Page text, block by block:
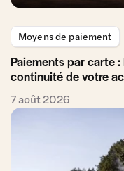
Moyens de paiement
Paiements par carte
continuité de votre
7 août 2026